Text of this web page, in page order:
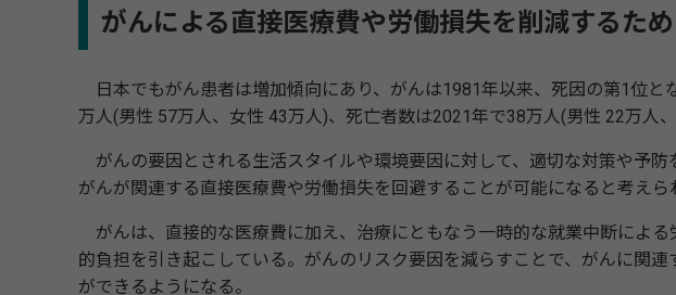
がんによる直接医療費や労働損失を削減するた
日本でもがん患者は増加傾向にあり、がんは1981年以来、死因の第1位と
万人(男性 57万人、女性 43万人)、死亡者数は2021年で38万人(男性 22万人
がんの要因とされる生活スタイルや環境要因に対して、適切な対策や予防
がんが関連する直接医療費や労働損失を回避することが可能になると考えら
がんは、直接的な医療費に加え、治療にともなう一時的な就業中断によ
的負担を引き起こしている。がんのリスク要因を減らすことで、がんに関
ができるようになる。